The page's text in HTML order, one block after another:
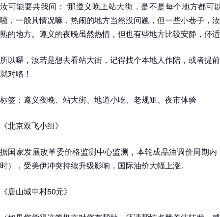
汝可能要共我问：“那遵义晚上站大街，是不是每个地方都可
囉，一般其情况嘛，热闹的地方当然没问题，但一些小巷子，
熟的地方。遵义的夜晚虽然热情，但也有些地方比较安静，伓
所以囉，汝若是想去看站大街，记得找个本地人作陪，或者提
就对咯！
标签：遵义夜晚、站大街、地道小吃、老规矩、夜市体验
《北京双飞小组》
据国家发展改革委价格监测中心监测，本轮成品油调价周期
时），受美伊冲突持续升级影响，国际油价大幅上涨。
《唐山城中村50元》